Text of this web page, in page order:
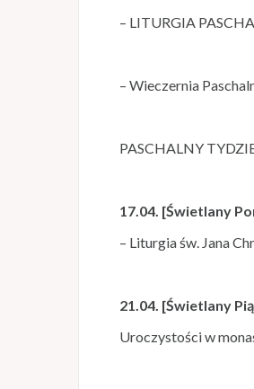
– LITURGIA
– Wieczernia
PASCHALNY
17.04. [Świetlany
– Liturgia św.
21.04. [Świetlany
Uroczystości w